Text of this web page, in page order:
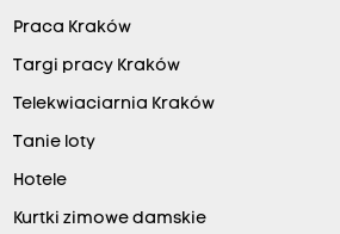
Praca Kraków
Targi pracy Kraków
Telekwiaciarnia Kraków
Tanie loty
Hotele
Kurtki zimowe damskie